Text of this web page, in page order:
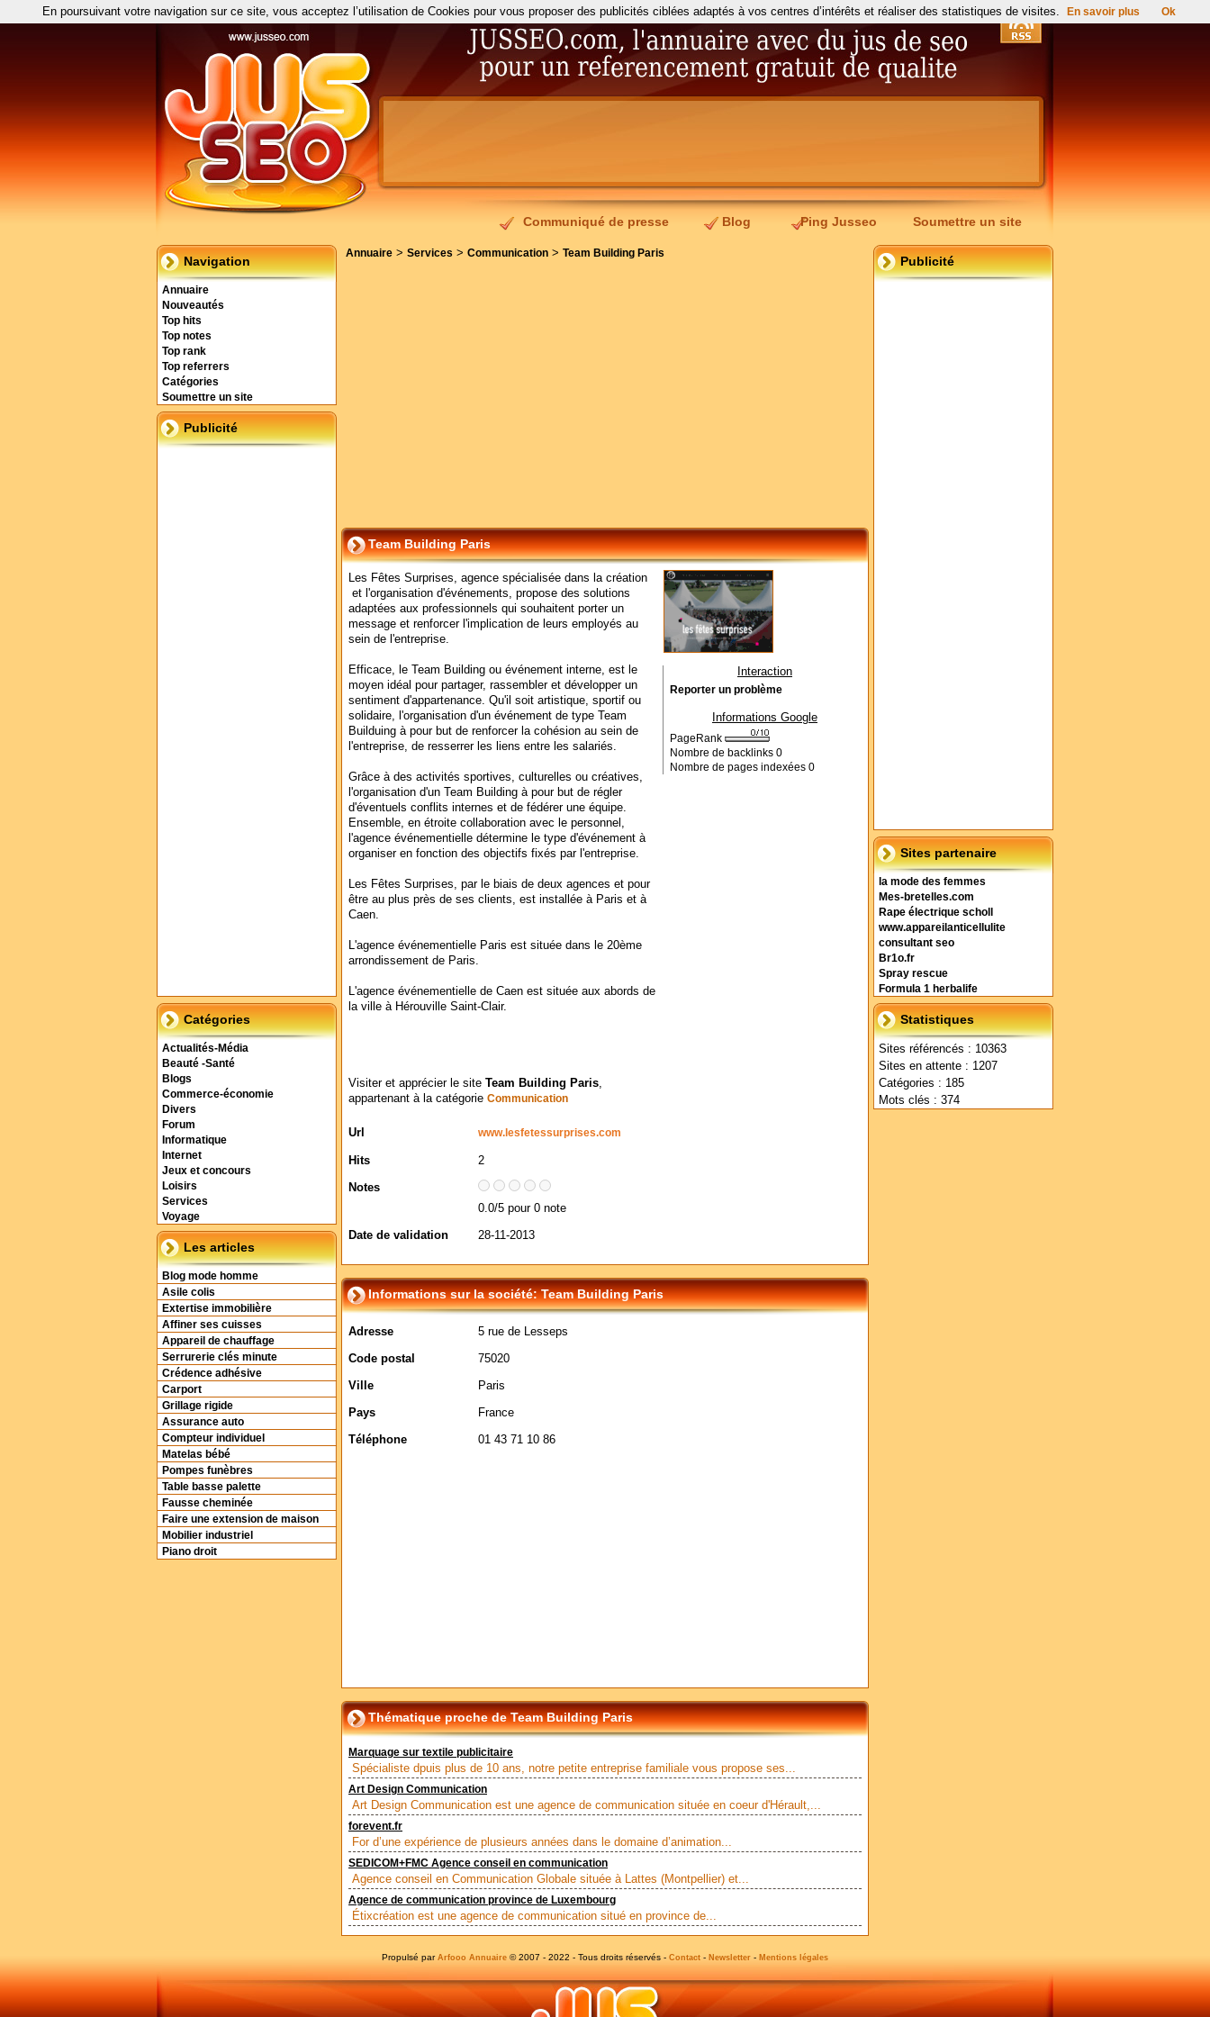
Communiqué de presse Blog Ping Jusseo Soumettre un site
Navigation
Annuaire
Nouveautés
Top hits
Top notes
Top rank
Top referrers
Catégories
Soumettre un site
Publicité
Catégories
Actualités-Média
Beauté -Santé
Blogs
Commerce-économie
Divers
Forum
Informatique
Internet
Jeux et concours
Loisirs
Services
Voyage
Les articles
Blog mode homme
Asile colis
Extertise immobilière
Affiner ses cuisses
Appareil de chauffage
Serrurerie clés minute
Crédence adhésive
Carport
Grillage rigide
Assurance auto
Compteur individuel
Matelas bébé
Pompes funèbres
Table basse palette
Fausse cheminée
Faire une extension de maison
Mobilier industriel
Piano droit
Publicité
Sites partenaire
la mode des femmes
Mes-bretelles.com
Rape électrique scholl
www.appareilanticellulite
consultant seo
Br1o.fr
Spray rescue
Formula 1 herbalife
Statistiques
Sites référencés : 10363
Sites en attente : 1207
Catégories : 185
Mots clés : 374
Annuaire > Services > Communication > Team Building Paris
Team Building Paris
Les Fêtes Surprises, agence spécialisée dans la création
et l'organisation d'événements, propose des solutions
adaptées aux professionnels qui souhaitent porter un
message et renforcer l'implication de leurs employés au
sein de l'entreprise.
Efficace, le Team Building ou événement interne, est le
moyen idéal pour partager, rassembler et développer un
sentiment d'appartenance. Qu'il soit artistique, sportif ou
solidaire, l'organisation d'un événement de type Team
Builduing à pour but de renforcer la cohésion au sein de
l'entreprise, de resserrer les liens entre les salariés.
Grâce à des activités sportives, culturelles ou créatives,
l'organisation d'un Team Building à pour but de régler
d'éventuels conflits internes et de fédérer une équipe.
Ensemble, en étroite collaboration avec le personnel,
l'agence événementielle détermine le type d'événement à
organiser en fonction des objectifs fixés par l'entreprise.
Les Fêtes Surprises, par le biais de deux agences et pour
être au plus près de ses clients, est installée à Paris et à
Caen.
L'agence événementielle Paris est située dans le 20ème
arrondissement de Paris.
L'agence événementielle de Caen est située aux abords de
la ville à Hérouville Saint-Clair.
Visiter et apprécier le site Team Building Paris,
appartenant à la catégorie Communication
Url www.lesfetessurprises.com
Hits
2
Notes
0.0/5 pour 0 note
Date de validation
28-11-2013
Interaction
Reporter un problème
Informations Google
PageRank
Nombre de backlinks 0
Nombre de pages indexées 0
Informations sur la société: Team Building Paris
Adresse
5 rue de Lesseps
Code postal
75020
Ville
Paris
Pays
France
Téléphone
01 43 71 10 86
Thématique proche de Team Building Paris
Marquage sur textile publicitaire
Spécialiste dpuis plus de 10 ans, notre petite entreprise familiale vous propose ses...
Art Design Communication
Art Design Communication est une agence de communication située en coeur d'Hérault,...
forevent.fr
For d’une expérience de plusieurs années dans le domaine d’animation...
SEDICOM+FMC Agence conseil en communication
Agence conseil en Communication Globale située à Lattes (Montpellier) et...
Agence de communication province de Luxembourg
Étixcréation est une agence de communication situé en province de...
Propulsé par Arfooo Annuaire © 2007 - 2022 - Tous droits réservés - Contact - Newsletter - Mentions légales
En poursuivant votre navigation sur ce site, vous acceptez l’utilisation de Cookies pour vous proposer des publicités ciblées adaptés à vos centres d’intérêts et réaliser des statistiques de visites. En savoir plus Ok